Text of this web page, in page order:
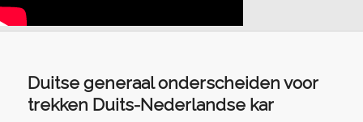
Duitse generaal onderscheiden voor
trekken Duits-Nederlandse kar